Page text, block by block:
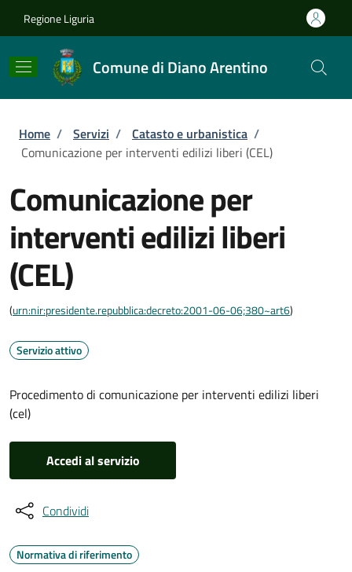
Regione Liguria
Comune di Diano Arentino
Briciole di pane
Home / Servizi / Catasto e urbanistica /
Comunicazione per interventi edilizi liberi (CEL)
Comunicazione per
interventi edilizi liberi
(CEL)
(urn:nir:presidente.repubblica:decreto:2001-06-06;380~art6)
Servizio attivo
Procedimento di comunicazione per interventi edilizi liberi
(cel)
Accedi al servizio
Condividi
Normativa di riferimento